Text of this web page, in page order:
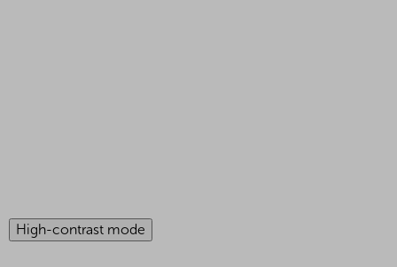
High-contrast mode